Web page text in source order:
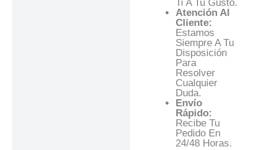
Ti A Tu Gusto.
Atención Al
Cliente:
Estamos
Siempre A Tu
Disposición
Para
Resolver
Cualquier
Duda.
Envío
Rápido:
Recibe Tu
Pedido En
24/48 Horas.